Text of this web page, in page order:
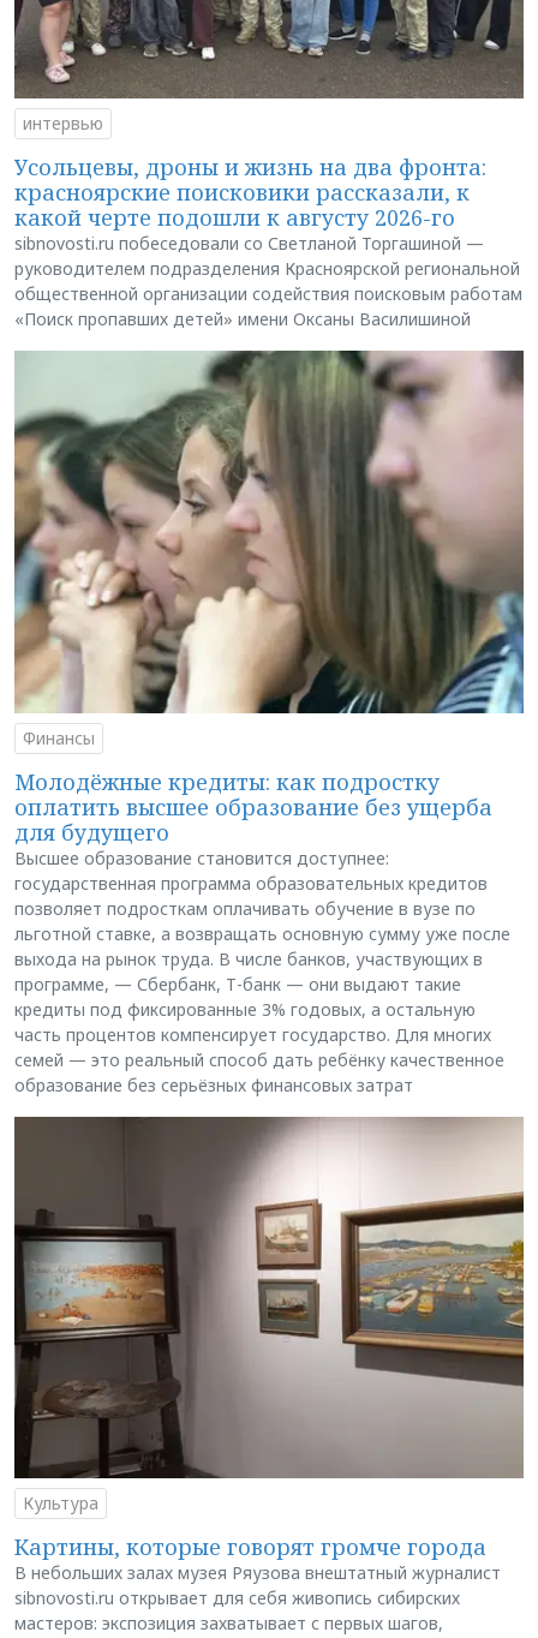
интервью
Усольцевы, дроны и жизнь на два фронта:
красноярские поисковики рассказали, к
какой черте подошли к августу 2026-го
sibnovosti.ru побеседовали со Светланой Торгашиной —
руководителем подразделения Красноярской региональной
общественной организации содействия поисковым работам
«Поиск пропавших детей» имени Оксаны Василишиной
Финансы
Молодёжные кредиты: как подростку
оплатить высшее образование без ущерба
для будущего
Высшее образование становится доступнее:
государственная программа образовательных кредитов
позволяет подросткам оплачивать обучение в вузе по
льготной ставке, а возвращать основную сумму уже после
выхода на рынок труда. В числе банков, участвующих в
программе, — Сбербанк, Т-банк — они выдают такие
кредиты под фиксированные 3% годовых, а остальную
часть процентов компенсирует государство. Для многих
семей — это реальный способ дать ребёнку качественное
образование без серьёзных финансовых затрат
Культура
Картины, которые говорят громче города
В небольших залах музея Ряузова внештатный журналист
sibnovosti.ru открывает для себя живопись сибирских
мастеров: экспозиция захватывает с первых шагов,